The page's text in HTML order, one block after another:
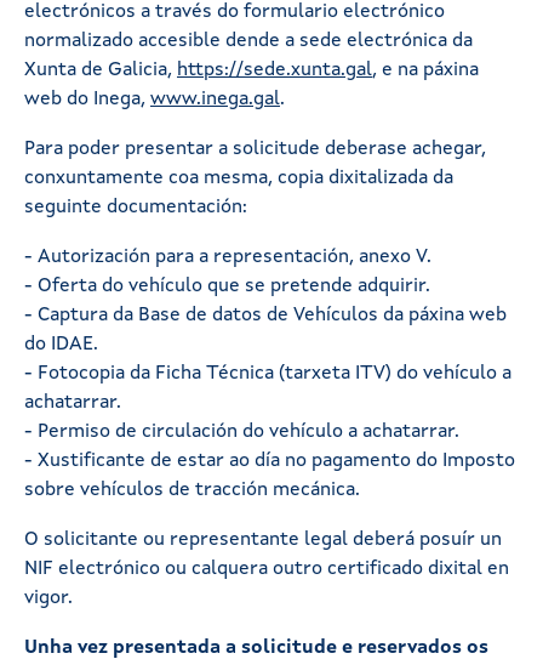
electrónicos a través do formulario electrónico
normalizado accesible dende a sede electrónica da
Xunta de Galicia, https://sede.xunta.gal, e na páxina
web do Inega, www.inega.gal.
Para poder presentar a solicitude deberase achegar,
conxuntamente coa mesma, copia dixitalizada da
seguinte documentación:
- Autorización para a representación, anexo V.
- Oferta do vehículo que se pretende adquirir.
- Captura da Base de datos de Vehículos da páxina web
do IDAE.
- Fotocopia da Ficha Técnica (tarxeta ITV) do vehículo a
achatarrar.
- Permiso de circulación do vehículo a achatarrar.
- Xustificante de estar ao día no pagamento do Imposto
sobre vehículos de tracción mecánica.
O solicitante ou representante legal deberá posuír un
NIF electrónico ou calquera outro certificado dixital en
vigor.
Unha vez presentada a solicitude e reservados os